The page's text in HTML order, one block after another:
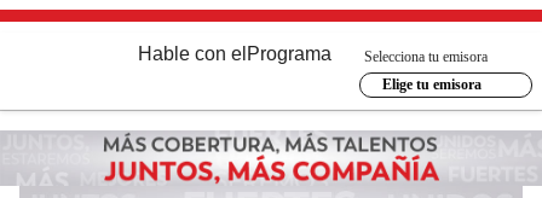
Hable con el Programa
Selecciona tu emisora
Elige tu emisora